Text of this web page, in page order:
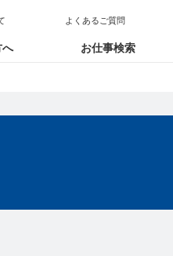
へ お仕事検索
よくあるご質問